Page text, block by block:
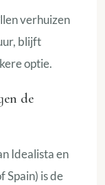
verhuizen
blijft
optie.
de
Idealista en
Spain) is de